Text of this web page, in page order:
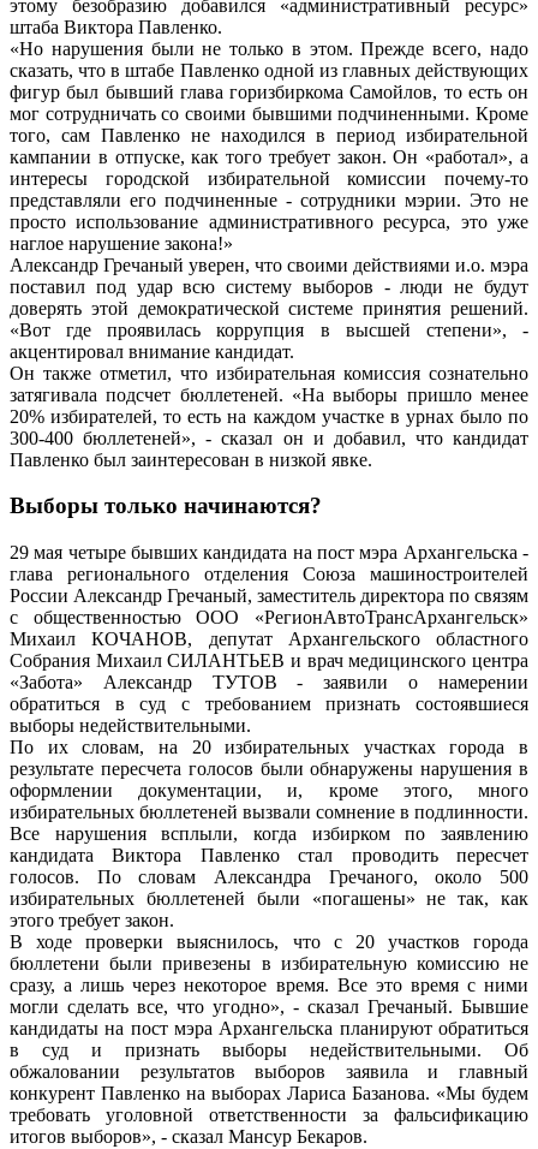
этому безобразию добавился «административный ресурс»
штаба Виктора Павленко.
«Но нарушения были не только в этом. Прежде всего, надо
сказать, что в штабе Павленко одной из главных действующих
фигур был бывший глава горизбиркома Самойлов, то есть он
мог сотрудничать со своими бывшими подчиненными. Кроме
того, сам Павленко не находился в период избирательной
кампании в отпуске, как того требует закон. Он «работал», а
интересы городской избирательной комиссии почему-то
представляли его подчиненные - сотрудники мэрии. Это не
просто использование административного ресурса, это уже
наглое нарушение закона!»
Александр Гречаный уверен, что своими действиями и.о. мэра
поставил под удар всю систему выборов - люди не будут
доверять этой демократической системе принятия решений.
«Вот где проявилась коррупция в высшей степени», -
акцентировал внимание кандидат.
Он также отметил, что избирательная комиссия сознательно
затягивала подсчет бюллетеней. «На выборы пришло менее
20% избирателей, то есть на каждом участке в урнах было по
300-400 бюллетеней», - сказал он и добавил, что кандидат
Павленко был заинтересован в низкой явке.
Выборы только начинаются?
29 мая четыре бывших кандидата на пост мэра Архангельска -
глава регионального отделения Союза машиностроителей
России Александр Гречаный, заместитель директора по связям
с общественностью ООО «РегионАвтоТрансАрхангельск»
Михаил КОЧАНОВ, депутат Архангельского областного
Собрания Михаил СИЛАНТЬЕВ и врач медицинского центра
«Забота» Александр ТУТОВ - заявили о намерении
обратиться в суд с требованием признать состоявшиеся
выборы недействительными.
По их словам, на 20 избирательных участках города в
результате пересчета голосов были обнаружены нарушения в
оформлении документации, и, кроме этого, много
избирательных бюллетеней вызвали сомнение в подлинности.
Все нарушения всплыли, когда избирком по заявлению
кандидата Виктора Павленко стал проводить пересчет
голосов. По словам Александра Гречаного, около 500
избирательных бюллетеней были «погашены» не так, как
этого требует закон.
В ходе проверки выяснилось, что с 20 участков города
бюллетени были привезены в избирательную комиссию не
сразу, а лишь через некоторое время. Все это время с ними
могли сделать все, что угодно», - сказал Гречаный. Бывшие
кандидаты на пост мэра Архангельска планируют обратиться
в суд и признать выборы недействительными. Об
обжаловании результатов выборов заявила и главный
конкурент Павленко на выборах Лариса Базанова. «Мы будем
требовать уголовной ответственности за фальсификацию
итогов выборов», - сказал Мансур Бекаров.